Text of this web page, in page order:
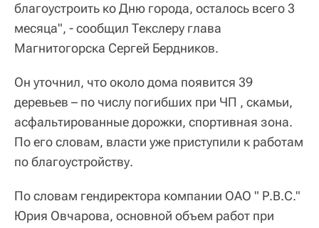
благоустроить ко Дню города, осталось всего 3
месяца", - сообщил Текслеру глава
Магнитогорска Сергей Бердников.
Он уточнил, что около дома появится 39
деревьев – по числу погибших при ЧП , скамьи,
асфальтированные дорожки, спортивная зона.
По его словам, власти уже приступили к работам
по благоустройству.
По словам гендиректора компании ОАО " Р.В.С."
Юрия Овчарова, основной объем работ при